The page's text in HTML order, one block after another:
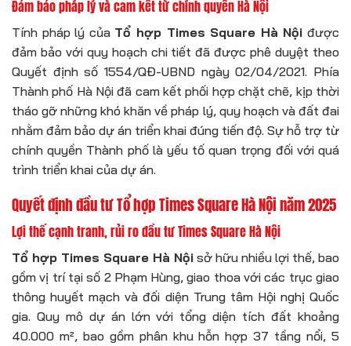
Đảm bảo pháp lý và cam kết từ chính quyền Hà Nội
Tính pháp lý của Tổ hợp Times Square Hà Nội được
đảm bảo với quy hoạch chi tiết đã được phê duyệt theo
Quyết định số 1554/QĐ-UBND ngày 02/04/2021. Phía
Thành phố Hà Nội đã cam kết phối hợp chặt chẽ, kịp thời
tháo gỡ những khó khăn về pháp lý, quy hoạch và đất đai
nhằm đảm bảo dự án triển khai đúng tiến độ. Sự hỗ trợ từ
chính quyền Thành phố là yếu tố quan trọng đối với quá
trình triển khai của dự án.
Quyết định đầu tư Tổ hợp Times Square Hà Nội năm 2025
Lợi thế cạnh tranh, rủi ro đầu tư Times Square Hà Nội
Tổ hợp Times Square Hà Nội sở hữu nhiều lợi thế, bao
gồm vị trí tại số 2 Phạm Hùng, giao thoa với các trục giao
thông huyết mạch và đối diện Trung tâm Hội nghị Quốc
gia. Quy mô dự án lớn với tổng diện tích đất khoảng
40.000 m², bao gồm phân khu hỗn hợp 37 tầng nổi, 5